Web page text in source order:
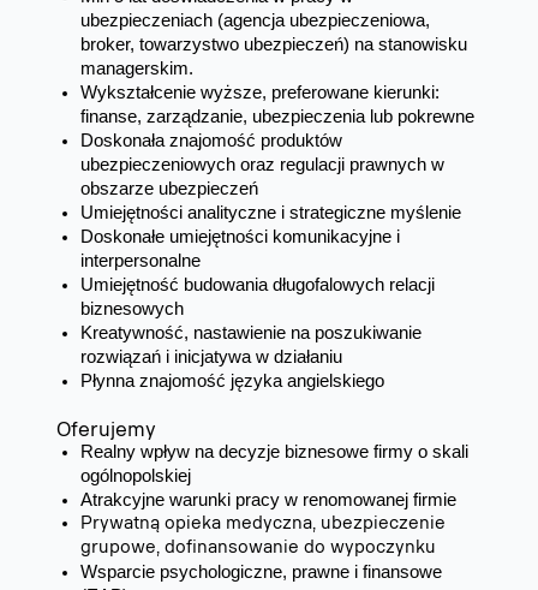
ubezpieczeniach (agencja ubezpieczeniowa,
broker, towarzystwo ubezpieczeń) na stanowisku
managerskim.
Wykształcenie wyższe, preferowane kierunki:
finanse, zarządzanie, ubezpieczenia lub pokrewne
Doskonała znajomość produktów
ubezpieczeniowych oraz regulacji prawnych w
obszarze ubezpieczeń
Umiejętności analityczne i strategiczne myślenie
Doskonałe umiejętności komunikacyjne i
interpersonalne
Umiejętność budowania długofalowych relacji
biznesowych
Kreatywność, nastawienie na poszukiwanie
rozwiązań i inicjatywa w działaniu
Płynna znajomość języka angielskiego
Oferujemy
Realny wpływ na decyzje biznesowe firmy o skali
ogólnopolskiej
Atrakcyjne warunki pracy w renomowanej firmie
Prywatną opieka medyczna, ubezpieczenie
grupowe, dofinansowanie do wypoczynku
Wsparcie psychologiczne, prawne i finansowe